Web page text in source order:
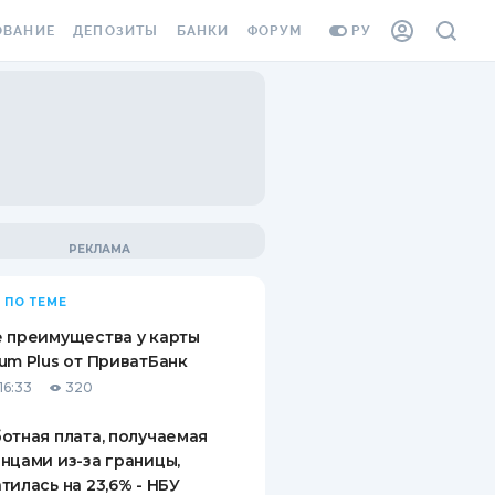
РУ
ВИНЬЕТКА
СОТРУДНИКОВ
ОТ
СЛУЧАЕВ
ДЕПОЗИТЫ
ВОПРОСЫ И ОТВЕТЫ
ПУТЕВОДИТЕЛИ ПО
БАНКИ ФОРУМ
ПО ТЕМЕ
преимущества у карты
Plus от ПриватБанк
320
плата, получаемая
из-за границы,
на 23,6% - НБУ